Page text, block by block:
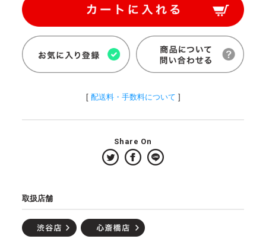
[ 配送料・手数料について ]
Share On
取扱店舗